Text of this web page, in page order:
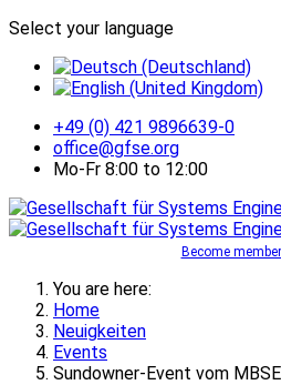
Select your language
+49 (0) 421 9896639-0
office@gfse.org
Mo-Fr 8:00 to 12:00
Become member
You are here:
Home
Neuigkeiten
Events
Sundowner-Event vom